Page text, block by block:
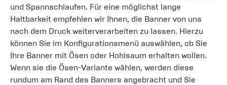
und Spannschlaufen. Für eine möglichst lange
Haltbarkeit empfehlen wir Ihnen, die Banner von uns
nach dem Druck weiterverarbeiten zu lassen. Hierzu
können Sie im Konfigurationsmenü auswählen, ob Sie
Ihre Banner mit Ösen oder Hohlsaum erhalten wollen.
Wenn sie die Ösen-Variante wählen, werden diese
rundum am Rand des Banners angebracht und Sie